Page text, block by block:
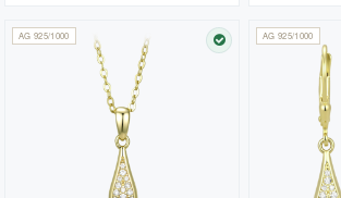
AG 925/1000
SKLADEM
AG 925/1000